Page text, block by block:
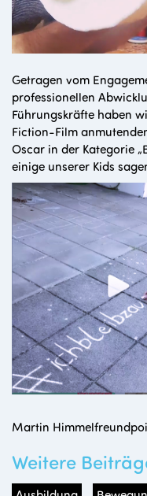
Getragen vom
professionellen
Führungskräfte haben
Fiction-Film
Oscar in der Kategorie
einige unserer Kids
Martin
Weitere